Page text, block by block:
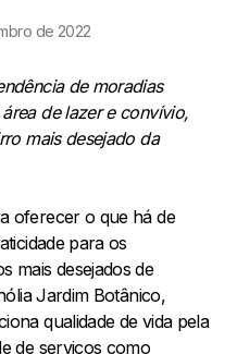
de 2022
de moradias
de lazer e convívio,
mais desejado da
oferecer o que há de
para os
mais desejados de
Jardim Botânico,
qualidade de vida pela
de serviços como